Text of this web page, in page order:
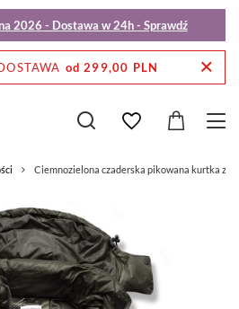
2026 - Dostawa w 24h - Sprawdź
od 299,00 PLN
Ciemnozielona czaderska pikowana kurtka z